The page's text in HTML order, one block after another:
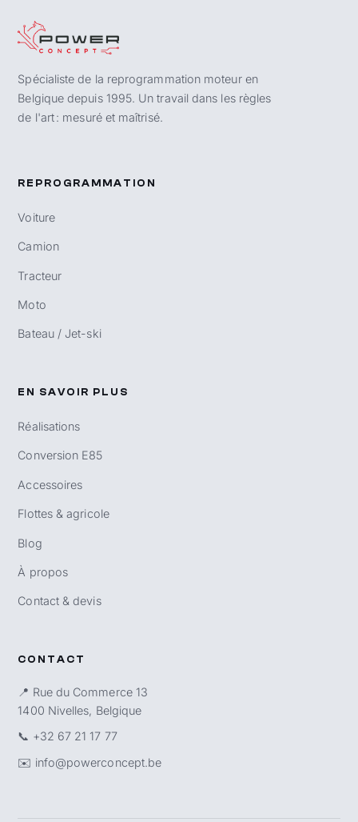
Spécialiste de la reprogrammation moteur en
Belgique depuis 1995. Un travail dans les règles
de l'art : mesuré et maîtrisé.
REPROGRAMMATION
Voiture
Camion
Tracteur
Moto
Bateau / Jet-ski
EN SAVOIR PLUS
Réalisations
Conversion E85
Accessoires
Flottes & agricole
Blog
À propos
Contact & devis
CONTACT
📍 Rue du Commerce 13
1400 Nivelles, Belgique
📞 +32 67 21 17 77
✉️ info@powerconcept.be